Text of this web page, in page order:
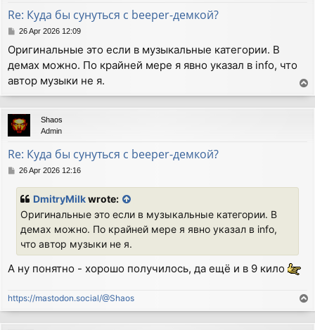
Re: Куда бы сунуться с beeper-демкой?
P
s
t
26 Apr 2026 12:09
Оригинальные это если в музыкальные категории. В
демах можно. По крайней мере я явно указал в info, что
автор музыки не я.
o
p
Shaos
Admin
Re: Куда бы сунуться с beeper-демкой?
P26 Apr 2026 12:16
DmitryMilkwrote:
Оригинальные это если в музыкальные категории. В
демах можно. По крайней мере я явно указал в info,
что автор музыки не я.
А ну понятно - хорошо получилось, да ещё и в 9 кило
https://mastodon.social/@Shaos
o
p